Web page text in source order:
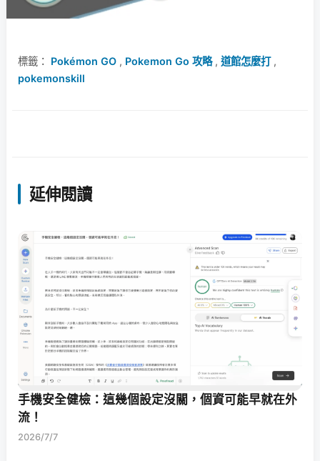
標籤： Pokémon GO , Pokemon Go 攻略, 道館怎麼打,
pokemonskill
延伸閱讀
手機安全健檢：這幾個設定沒關，個資可能早就在外
流！
2026/7/7